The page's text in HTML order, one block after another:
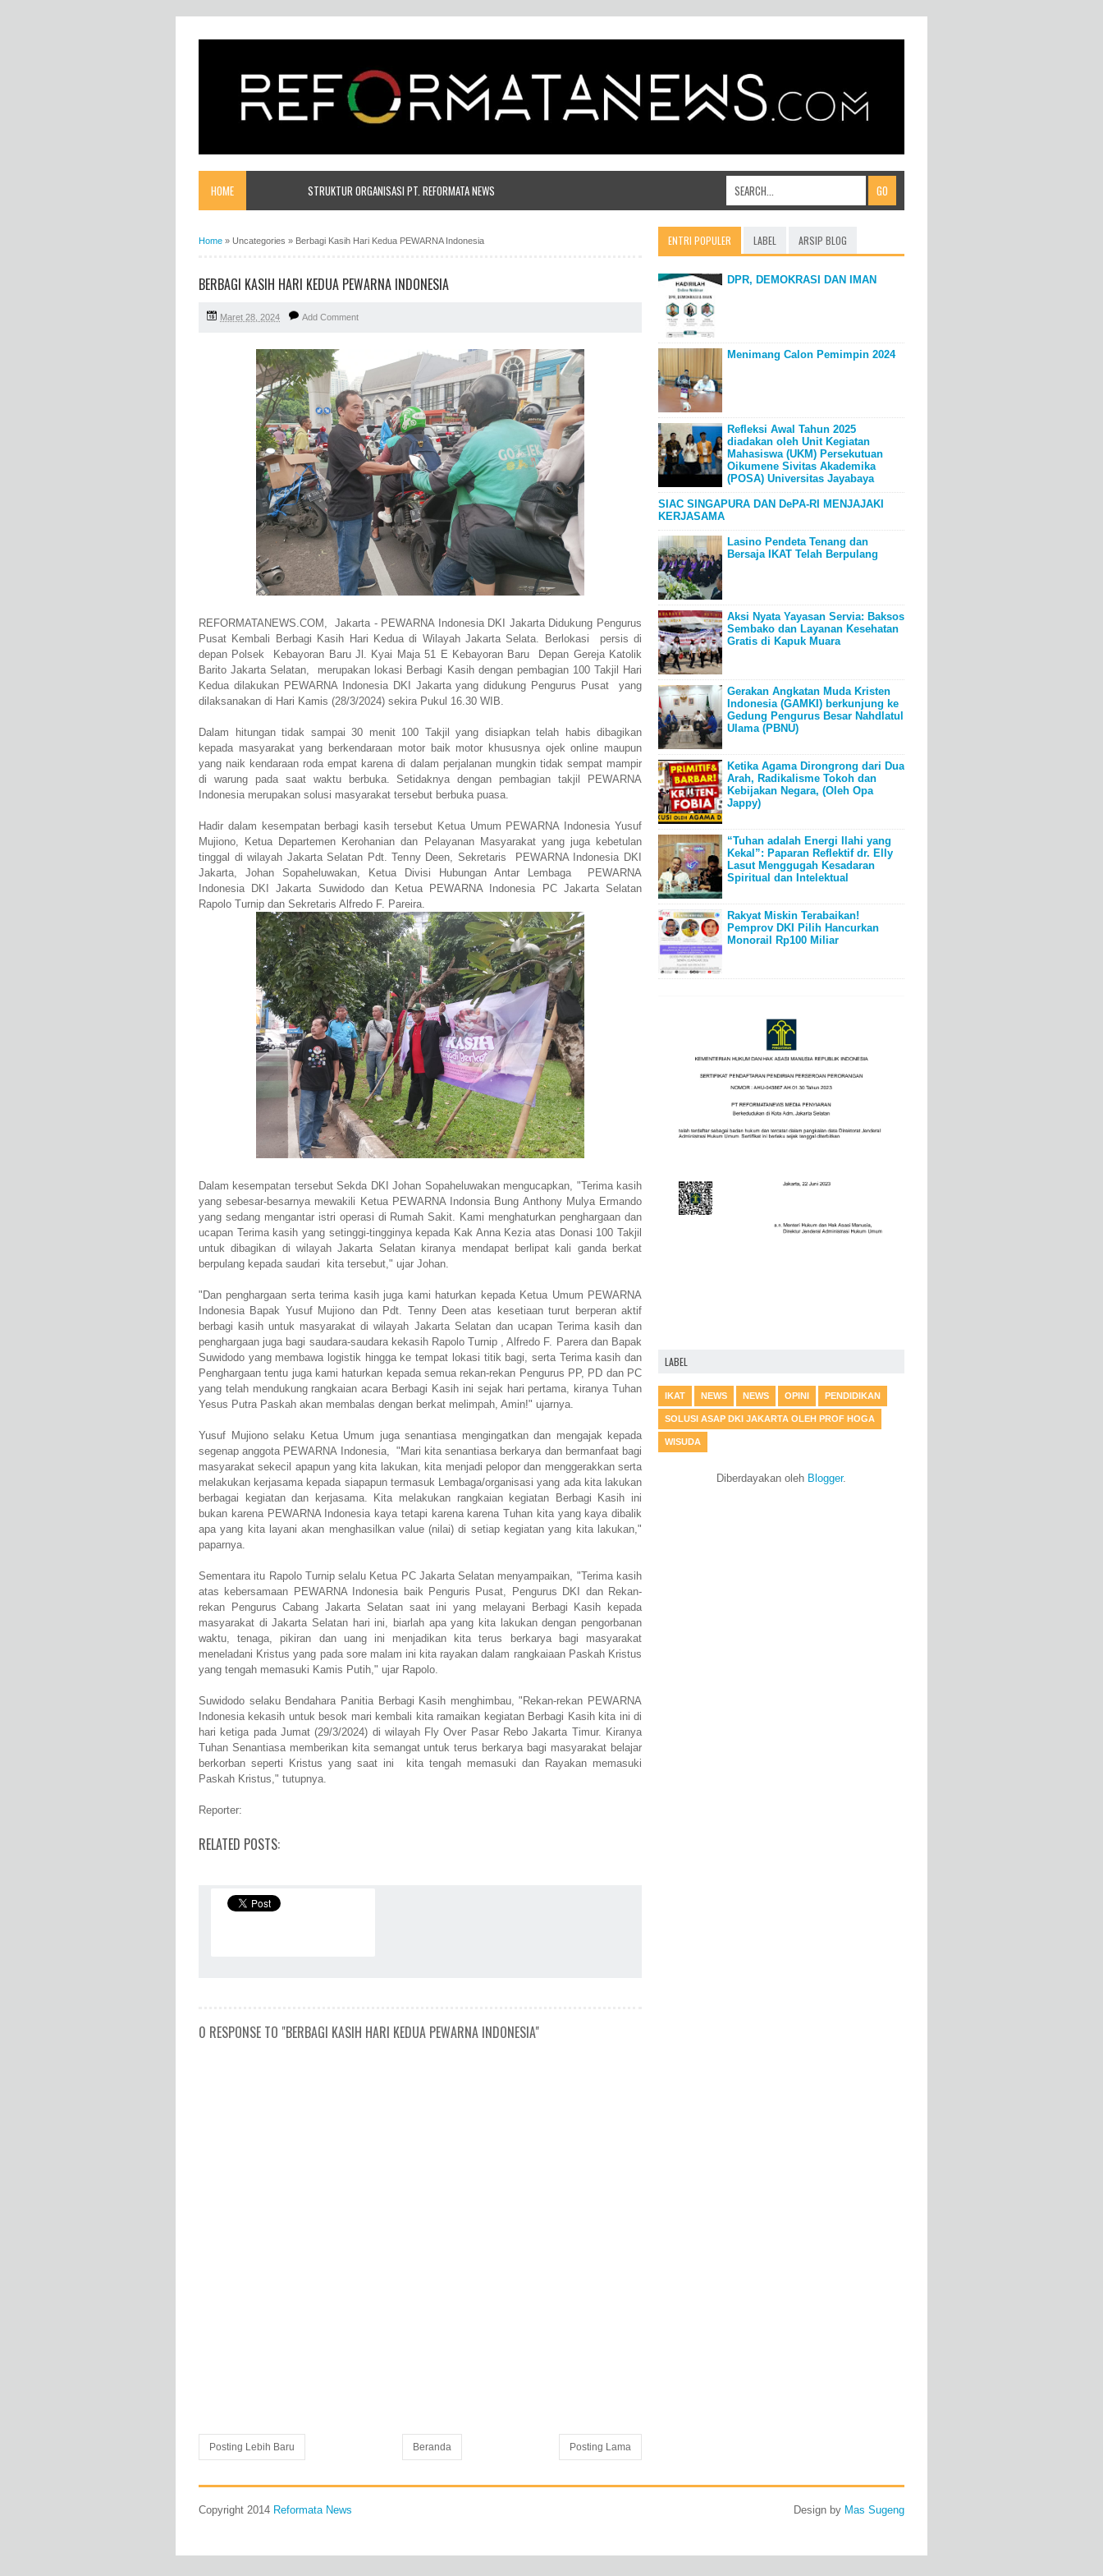
HOME STRUKTUR ORGANISASI PT. REFORMATA NEWS
Home » Uncategories » Berbagi Kasih Hari Kedua PEWARNA Indonesia
BERBAGI KASIH HARI KEDUA PEWARNA INDONESIA
Maret 28, 2024 Add Comment
REFORMATANEWS.COM, Jakarta - PEWARNA Indonesia DKI Jakarta Didukung Pengurus
Pusat Kembali Berbagi Kasih Hari Kedua di Wilayah Jakarta Selata. Berlokasi persis di
depan Polsek Kebayoran Baru Jl. Kyai Maja 51 E Kebayoran Baru Depan Gereja Katolik
Barito Jakarta Selatan, merupakan lokasi Berbagi Kasih dengan pembagian 100 Takjil Hari
Kedua dilakukan PEWARNA Indonesia DKI Jakarta yang didukung Pengurus Pusat yang
dilaksanakan di Hari Kamis (28/3/2024) sekira Pukul 16.30 WIB.
Dalam hitungan tidak sampai 30 menit 100 Takjil yang disiapkan telah habis dibagikan
kepada masyarakat yang berkendaraan motor baik motor khususnya ojek online maupun
yang naik kendaraan roda empat karena di dalam perjalanan mungkin tidak sempat mampir
di warung pada saat waktu berbuka. Setidaknya dengan pembagian takjil PEWARNA
Indonesia merupakan solusi masyarakat tersebut berbuka puasa.
Hadir dalam kesempatan berbagi kasih tersebut Ketua Umum PEWARNA Indonesia Yusuf
Mujiono, Ketua Departemen Kerohanian dan Pelayanan Masyarakat yang juga kebetulan
tinggal di wilayah Jakarta Selatan Pdt. Tenny Deen, Sekretaris PEWARNA Indonesia DKI
Jakarta, Johan Sopaheluwakan, Ketua Divisi Hubungan Antar Lembaga PEWARNA
Indonesia DKI Jakarta Suwidodo dan Ketua PEWARNA Indonesia PC Jakarta Selatan
Rapolo Turnip dan Sekretaris Alfredo F. Pareira.
Dalam kesempatan tersebut Sekda DKI Johan Sopaheluwakan mengucapkan, "Terima kasih
yang sebesar-besarnya mewakili Ketua PEWARNA Indonsia Bung Anthony Mulya Ermando
yang sedang mengantar istri operasi di Rumah Sakit. Kami menghaturkan penghargaan dan
ucapan Terima kasih yang setinggi-tingginya kepada Kak Anna Kezia atas Donasi 100 Takjil
untuk dibagikan di wilayah Jakarta Selatan kiranya mendapat berlipat kali ganda berkat
berpulang kepada saudari kita tersebut," ujar Johan.
"Dan penghargaan serta terima kasih juga kami haturkan kepada Ketua Umum PEWARNA
Indonesia Bapak Yusuf Mujiono dan Pdt. Tenny Deen atas kesetiaan turut berperan aktif
berbagi kasih untuk masyarakat di wilayah Jakarta Selatan dan ucapan Terima kasih dan
penghargaan juga bagi saudara-saudara kekasih Rapolo Turnip , Alfredo F. Parera dan Bapak
Suwidodo yang membawa logistik hingga ke tempat lokasi titik bagi, serta Terima kasih dan
Penghargaan tentu juga kami haturkan kepada semua rekan-rekan Pengurus PP, PD dan PC
yang telah mendukung rangkaian acara Berbagi Kasih ini sejak hari pertama, kiranya Tuhan
Yesus Putra Paskah akan membalas dengan berkat melimpah, Amin!" ujarnya.
Yusuf Mujiono selaku Ketua Umum juga senantiasa mengingatkan dan mengajak kepada
segenap anggota PEWARNA Indonesia, "Mari kita senantiasa berkarya dan bermanfaat bagi
masyarakat sekecil apapun yang kita lakukan, kita menjadi pelopor dan menggerakkan serta
melakukan kerjasama kepada siapapun termasuk Lembaga/organisasi yang ada kita lakukan
berbagai kegiatan dan kerjasama. Kita melakukan rangkaian kegiatan Berbagi Kasih ini
bukan karena PEWARNA Indonesia kaya tetapi karena karena Tuhan kita yang kaya dibalik
apa yang kita layani akan menghasilkan value (nilai) di setiap kegiatan yang kita lakukan,"
paparnya.
Sementara itu Rapolo Turnip selalu Ketua PC Jakarta Selatan menyampaikan, "Terima kasih
atas kebersamaan PEWARNA Indonesia baik Penguris Pusat, Pengurus DKI dan Rekan-
rekan Pengurus Cabang Jakarta Selatan saat ini yang melayani Berbagi Kasih kepada
masyarakat di Jakarta Selatan hari ini, biarlah apa yang kita lakukan dengan pengorbanan
waktu, tenaga, pikiran dan uang ini menjadikan kita terus berkarya bagi masyarakat
meneladani Kristus yang pada sore malam ini kita rayakan dalam rangkaiaan Paskah Kristus
yang tengah memasuki Kamis Putih," ujar Rapolo.
Suwidodo selaku Bendahara Panitia Berbagi Kasih menghimbau, "Rekan-rekan PEWARNA
Indonesia kekasih untuk besok mari kembali kita ramaikan kegiatan Berbagi Kasih kita ini di
hari ketiga pada Jumat (29/3/2024) di wilayah Fly Over Pasar Rebo Jakarta Timur. Kiranya
Tuhan Senantiasa memberikan kita semangat untuk terus berkarya bagi masyarakat belajar
berkorban seperti Kristus yang saat ini kita tengah memasuki dan Rayakan memasuki
Paskah Kristus," tutupnya.
Reporter:
RELATED POSTS:
0 RESPONSE TO "BERBAGI KASIH HARI KEDUA PEWARNA INDONESIA"
Posting Lebih Baru Posting Lama
Beranda
ENTRI POPULER LABEL ARSIP BLOG
DPR, DEMOKRASI DAN IMAN
Menimang Calon Pemimpin 2024
Refleksi Awal Tahun 2025
diadakan oleh Unit Kegiatan
Mahasiswa (UKM) Persekutuan
Oikumene Sivitas Akademika
(POSA) Universitas Jayabaya
SIAC SINGAPURA DAN DePA-RI MENJAJAKI
KERJASAMA
Lasino Pendeta Tenang dan
Bersaja IKAT Telah Berpulang
Aksi Nyata Yayasan Servia: Baksos
Sembako dan Layanan Kesehatan
Gratis di Kapuk Muara
Gerakan Angkatan Muda Kristen
Indonesia (GAMKI) berkunjung ke
Gedung Pengurus Besar Nahdlatul
Ulama (PBNU)
Ketika Agama Dirongrong dari Dua
Arah, Radikalisme Tokoh dan
Kebijakan Negara, (Oleh Opa
Jappy)
“Tuhan adalah Energi Ilahi yang
Kekal”: Paparan Reflektif dr. Elly
Lasut Menggugah Kesadaran
Spiritual dan Intelektual
Rakyat Miskin Terabaikan!
Pemprov DKI Pilih Hancurkan
Monorail Rp100 Miliar
LABEL
IKAT NEWS NEWS OPINI PENDIDIKAN
SOLUSI ASAP DKI JAKARTA OLEH PROF HOGA
WISUDA
Diberdayakan oleh Blogger.
Copyright 2014 Reformata News Design by Mas Sugeng